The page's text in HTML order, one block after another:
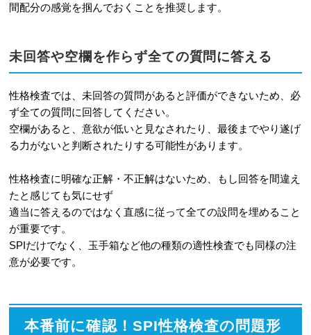
間配分の感覚を掴んでおくことを推奨します。
未回答や空欄を作らず全ての質問に答える
性格検査では、未回答の質問があると評価ができないため、必
ず全ての質問に回答してください。
空欄があると、意欲が低いと見なされたり、最後までやり遂げ
る力がないと判断されたりする可能性があります。
性格検査に明確な正解・不正解はないため、もし回答を間違え
たと感じても気にせず
適当に答えるのではなく直感に従って全ての設問を埋めること
が重要です。
SPIだけでなく、玉手箱など他の種類の適性検査でも同様の注
意が必要です。
本番前に確認！SPI性格検査の問題形